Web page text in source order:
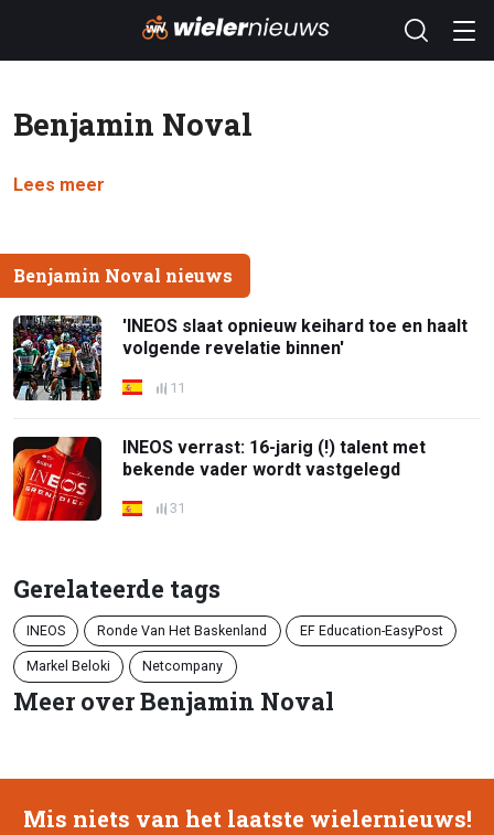
Benjamin Noval
Lees meer
Benjamin Noval nieuws
'INEOS slaat opnieuw keihard toe en haalt
volgende revelatie binnen'
11
INEOS verrast: 16-jarig (!) talent met
bekende vader wordt vastgelegd
31
Gerelateerde tags
INEOS Ronde Van Het Baskenland EF Education-EasyPost
Markel Beloki Netcompany
Meer over Benjamin Noval
Mis niets van het laatste wielernieuws!